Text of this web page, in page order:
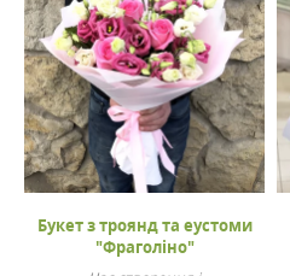
Букет з троянд та еустоми
"Фраголіно"